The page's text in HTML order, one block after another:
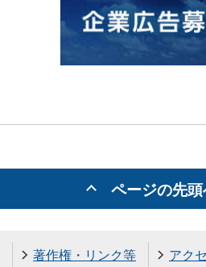
ページの先
著作権・リンク等 アク